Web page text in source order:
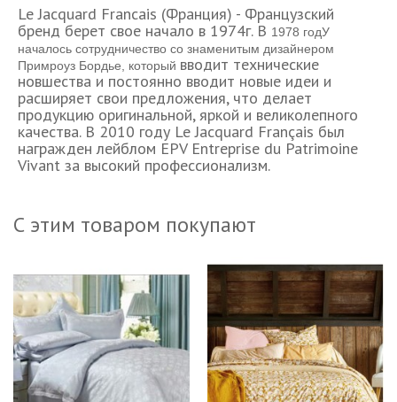
Le Jacquard Francais (Франция) - Французский
бренд берет свое начало в 1974г. В 1978 годУ
началось сотрудничество со знаменитым дизайнером
Примроуз Бордье, который вводит технические
новшества и постоянно вводит новые идеи и
расширяет свои предложения, что делает
продукцию оригинальной, яркой и великолепного
качества. В 2010 году Le Jacquard Français был
награжден лейблом EPV Entreprise du Patrimoine
Vivant за высокий профессионализм.
С этим товаром покупают